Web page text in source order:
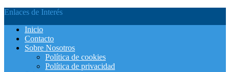
Enlaces de Interés
Inicio
Contacto
Sobre Nosotros
Política de cookies
Política de privacidad